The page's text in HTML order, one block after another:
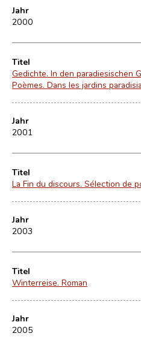
Jahr
2000
Titel
Gedichte. In den paradiesischen
Poèmes. Dans les jardins
Jahr
2001
Titel
La Fin du discours. Sélection de
Jahr
2003
Titel
Winterreise. Roman
Jahr
2005